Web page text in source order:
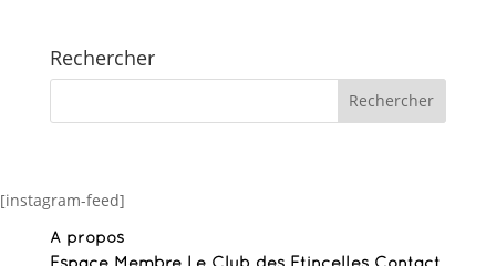
Rechercher
[instagram-feed]
A propos